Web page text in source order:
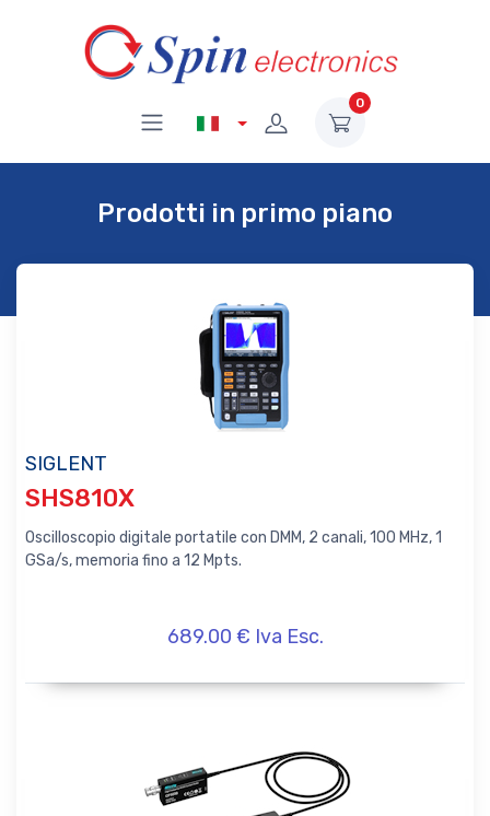
0
Prodotti in primo piano
SIGLENT
SHS810X
Oscilloscopio digitale portatile con DMM, 2 canali, 100 MHz, 1
GSa/s, memoria fino a 12 Mpts.
689.00 € Iva Esc.